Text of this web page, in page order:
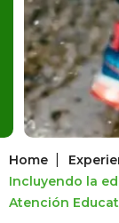
Home
Incluyendo la
Atención